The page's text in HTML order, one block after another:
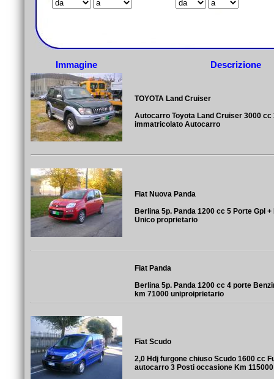
Immagine Descrizione
TOYOTA Land Cruiser
Autocarro Toyota Land Cruiser 3000 cc
immatricolato Autocarro
Fiat Nuova Panda
Berlina 5p. Panda 1200 cc 5 Porte Gpl
Unico proprietario
Fiat Panda
Berlina 5p. Panda 1200 cc 4 porte
km 71000 uniproiprietario
Fiat Scudo
2,0 Hdj furgone chiuso Scudo 1600 cc
autocarro 3 Posti occasione Km 115000